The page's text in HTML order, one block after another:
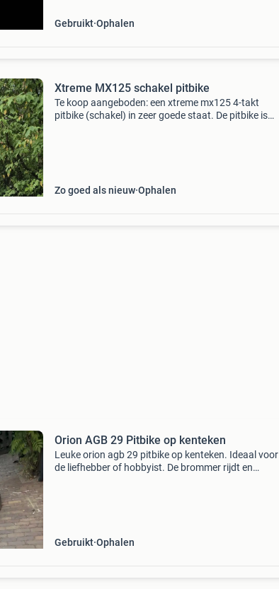
Gebruikt Ophalen
Xtreme MX125 schakel pitbike
Te koop aangeboden: een xtreme mx125 4-takt
pitbike (schakel) in zeer goede staat. De pitbike is
Zo goed als nieuw Ophalen
Orion AGB 29 Pitbike op kenteken
Leuke orion agb 29 pitbike op kenteken. Ideaal voor
de liefhebber of hobbyist. De brommer rijdt en
Gebruikt Ophalen